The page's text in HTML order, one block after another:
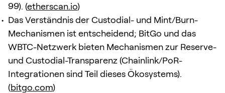
99). (etherscan.io)
Das Verständnis der Custodial- und Mint/Burn-
Mechanismen ist entscheidend; BitGo und das
WBTC-Netzwerk bieten Mechanismen zur Reserve-
und Custodial-Transparenz (Chainlink/PoR-
Integrationen sind Teil dieses Ökosystems).
(bitgo.com)